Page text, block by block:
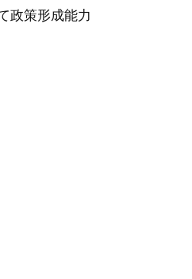
政策形成能力